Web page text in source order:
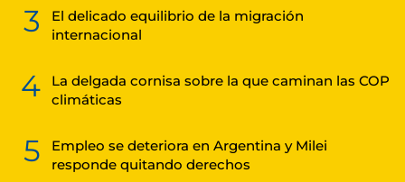
3
El delicado equilibrio de la migración
internacional
4
La delgada cornisa sobre la que caminan las COP
climáticas
5
Empleo se deteriora en Argentina y Milei
responde quitando derechos